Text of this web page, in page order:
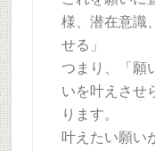
様、潜在意識
せる」
つまり、「願
いを叶えさせ
ります。
叶えたい願い